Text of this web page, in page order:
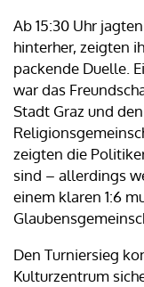
Ab 15:30 Uhr
hinterher, zeigten
packende Duelle.
war das
Stadt Graz und
zeigten die
sind – allerdings
einem klaren 1:6
Den Turniersieg
Kulturzentrum